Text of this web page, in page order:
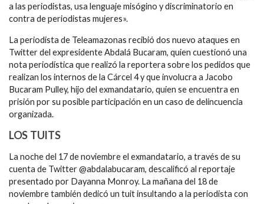
a las periodistas, usa lenguaje misógino y discriminatorio en
contra de periodistas mujeres».
La periodista de Teleamazonas recibió dos nuevo ataques en
Twitter del expresidente Abdalá Bucaram, quien cuestionó una
nota periodística que realizó la reportera sobre los pedidos que
realizan los internos de la Cárcel 4 y que involucra a Jacobo
Bucaram Pulley, hijo del exmandatario, quien se encuentra en
prisión por su posible participación en un caso de delincuencia
organizada.
LOS TUITS
La noche del 17 de noviembre el exmandatario, a través de su
cuenta de Twitter @abdalabucaram, descalificó al reportaje
presentado por Dayanna Monroy. La mañana del 18 de
noviembre también dedicó un tuit insultando a la periodista con